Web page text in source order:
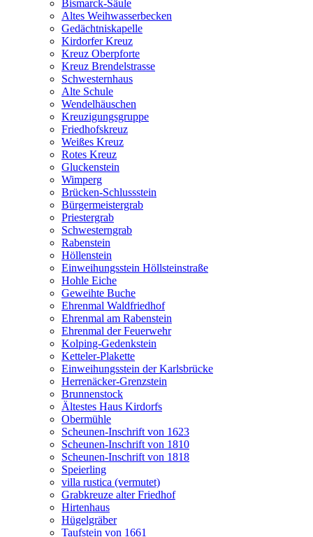
Bismarck-Säule
Altes Weihwasserbecken
Gedächtniskapelle
Kirdorfer Kreuz
Kreuz Oberpforte
Kreuz Brendelstrasse
Schwesternhaus
Alte Schule
Wendelhäuschen
Kreuzigungsgruppe
Friedhofskreuz
Weißes Kreuz
Rotes Kreuz
Gluckenstein
Wimperg
Brücken-Schlussstein
Bürgermeistergrab
Priestergrab
Schwesterngrab
Rabenstein
Höllenstein
Einweihungsstein Höllsteinstraße
Hohle Eiche
Geweihte Buche
Ehrenmal Waldfriedhof
Ehrenmal am Rabenstein
Ehrenmal der Feuerwehr
Kolping-Gedenkstein
Ketteler-Plakette
Einweihungsstein der Karlsbrücke
Herrenäcker-Grenzstein
Brunnenstock
Ältestes Haus Kirdorfs
Obermühle
Scheunen-Inschrift von 1623
Scheunen-Inschrift von 1810
Scheunen-Inschrift von 1818
Speierling
villa rustica (vermutet)
Grabkreuze alter Friedhof
Hirtenhaus
Hügelgräber
Taufstein von 1661